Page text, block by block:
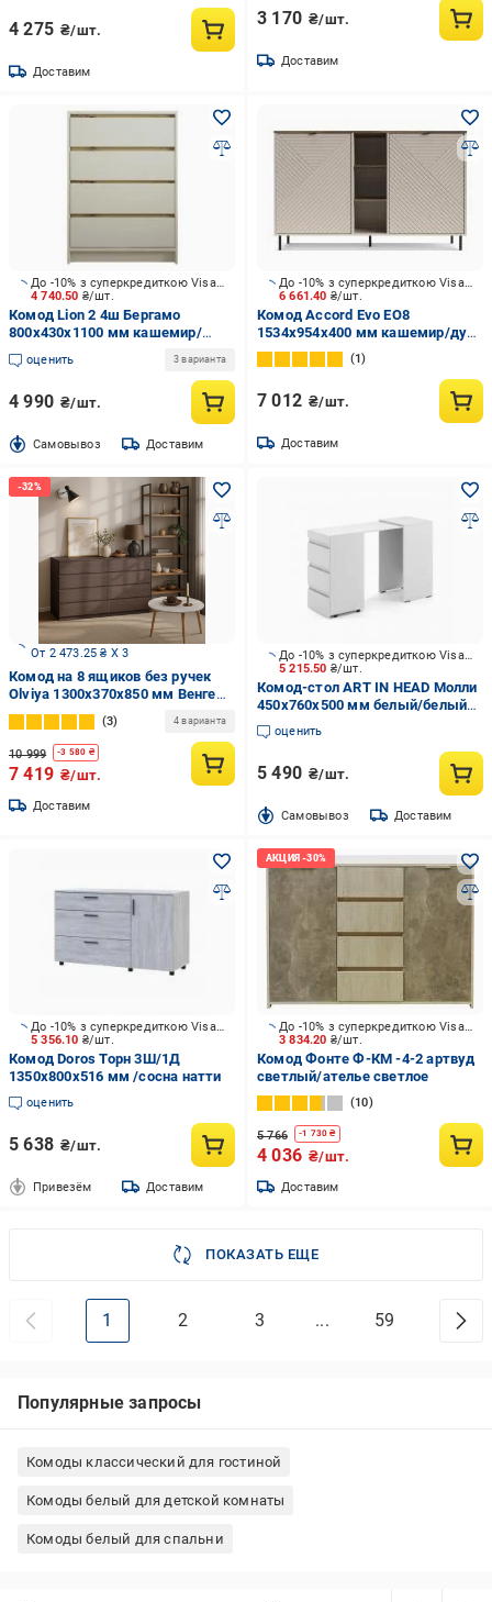
4 275 ₴/шт.
Доставим
3 170 ₴/шт.
Доставим
4 740.50 ₴/шт.
До -10% з суперкредиткою Visa Вигода
Комод Lion 2 4ш Бергамо
800x430x1100 мм кашемир/
кашемир/дуб артизан
оценить 3 варианта
4 990 ₴/шт.
Cамовывоз Доставим
6 661.40 ₴/шт.
До -10% з суперкредиткою Visa Вигода
Комод Accord Evo EO8
1534x954x400 мм кашемир/дуб
кастелло коньячный/кашемир
матовый
1
7 012 ₴/шт.
Доставим
От 2 473.25 ₴ X 3
Комод на 8 ящиков без ручек
Olviya 1300х370х850 мм Венге
Магия
3 4 варианта
10 999 -3 580 ₴
7 419 ₴/шт.
Доставим
5 215.50 ₴/шт.
До -10% з суперкредиткою Visa Вигода
Комод-стол ART IN HEAD Молли
450x760x500 мм белый/белый
TB01010100000
оценить
5 490 ₴/шт.
Cамовывоз Доставим
5 356.10 ₴/шт.
До -10% з суперкредиткою Visa Вигода
Комод Doros Торн 3Ш/1Д
1350x800x516 мм /сосна натти
оценить
5 638 ₴/шт.
Привезём Доставим
3 834.20 ₴/шт.
До -10% з суперкредиткою Visa Вигода
Комод Фонте Ф-КМ -4-2 артвуд
светлый/ателье светлое
10
5 766 -1 730 ₴
4 036 ₴/шт.
Доставим
ПОКАЗАТЬ ЕЩЕ
1 2 3 ... 59
Популярные запросы
Комоды классический для гостиной
Комоды белый для детской комнаты
Комоды белый для спальни